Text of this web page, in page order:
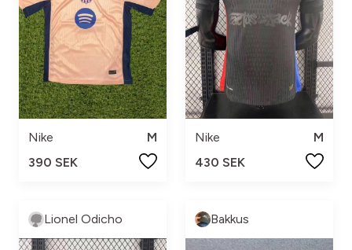
Nike
M
390 SEK
Nike
M
430 SEK
Lionel Odicho Bakkus